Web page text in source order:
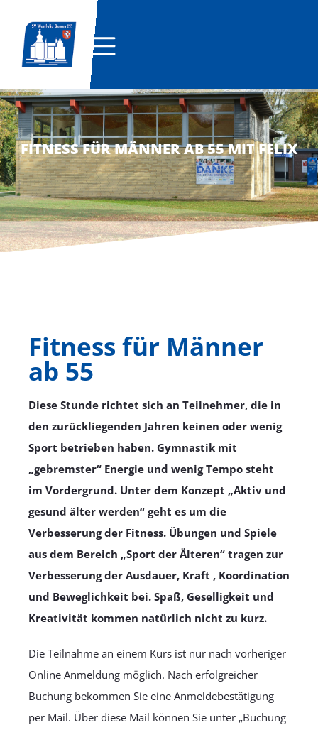
FITNESS FÜR MÄNNER AB 55 MIT FELIX
Fitness für Männer
ab 55
Diese Stunde richtet sich an Teilnehmer, die in
den zurückliegenden Jahren keinen oder wenig
Sport betrieben haben. Gymnastik mit
„gebremster“ Energie und wenig Tempo steht
im Vordergrund. Unter dem Konzept „Aktiv und
gesund älter werden“ geht es um die
Verbesserung der Fitness. Übungen und Spiele
aus dem Bereich „Sport der Älteren“ tragen zur
Verbesserung der Ausdauer, Kraft , Koordination
und Beweglichkeit bei. Spaß, Geselligkeit und
Kreativität kommen natürlich nicht zu kurz.
Die Teilnahme an einem Kurs ist nur nach vorheriger
Online Anmeldung möglich. Nach erfolgreicher
Buchung bekommen Sie eine Anmeldebestätigung
per Mail. Über diese Mail können Sie unter „Buchung